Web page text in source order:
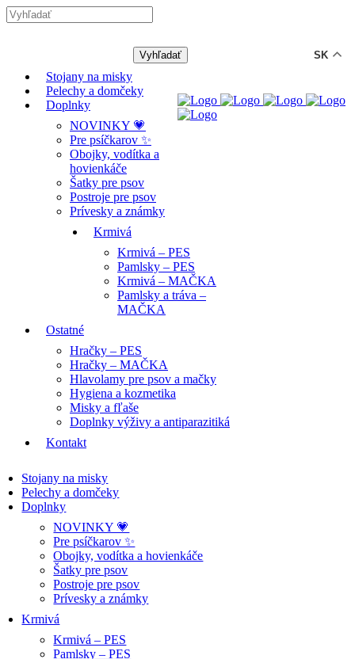
Stojany na misky
Pelechy a domčeky
Doplnky
NOVINKY 💗
Pre psíčkarov ✨
Obojky, vodítka a
hovienkáče
Šatky pre psov
Postroje pre psov
Prívesky a známky
Krmivá
Krmivá – PES
Pamlsky – PES
Krmivá – MAČKA
Pamlsky a tráva –
MAČKA
Ostatné
Hračky – PES
Hračky – MAČKA
Hlavolamy pre psov a mačky
Hygiena a kozmetika
Misky a fľaše
Doplnky výživy a antiparazitiká
Kontakt
Stojany na misky
Pelechy a domčeky
Doplnky
NOVINKY 💗
Pre psíčkarov ✨
Obojky, vodítka a hovienkáče
Šatky pre psov
Postroje pre psov
Prívesky a známky
Krmivá
Krmivá – PES
Pamlsky – PES
SK
-12% ZĽAVA s kódom "LETO12" ☀️